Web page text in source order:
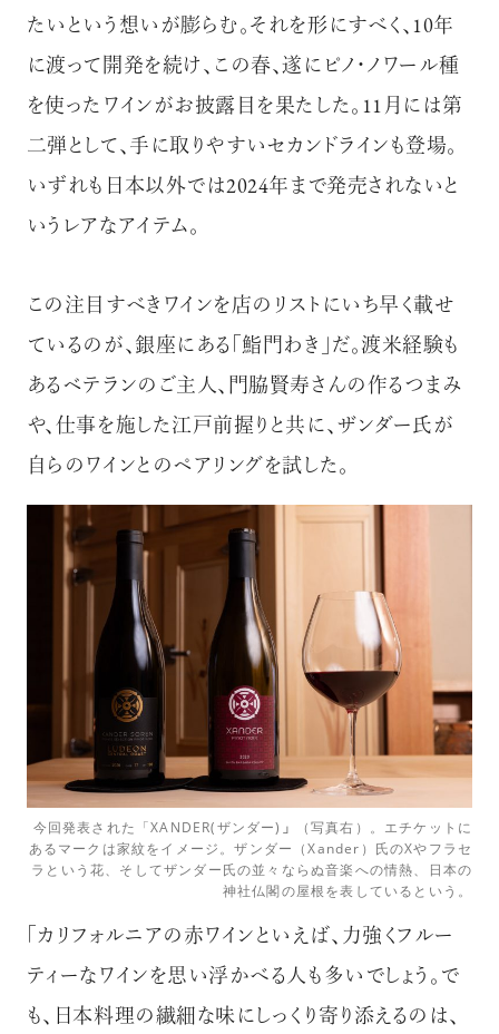
たいという想いが膨らむ。それを形にすべく、10年
に渡って開発を続け、この春、遂にピノ・ノワール種
を使ったワインがお披露目を果たした。11月には第
二弾として、手に取りやすいセカンドラインも登場。
いずれも日本以外では2024年まで発売されないと
いうレアなアイテム。
この注目すべきワインを店のリストにいち早く載せ
ているのが、銀座にある「鮨門わき」だ。渡米経験も
あるベテランのご主人、門脇賢寿さんの作るつまみ
や、仕事を施した江戸前握りと共に、ザンダー氏が
自らのワインとのペアリングを試した。
今回発表された「XANDER(ザンダー) 」
（写真右）。エチケットに
あるマークは家紋をイメージ。ザンダー（Xander）氏のXやフラセ
ラという花、そしてザンダー氏の並々ならぬ音楽への情熱、日本の
神社仏閣の屋根を表しているという。
「カリフォルニアの赤ワインといえば、力強くフルー
ティーなワインを思い浮かべる人も多いでしょう。で
も、日本料理の繊細な味にしっくり寄り添えるのは、